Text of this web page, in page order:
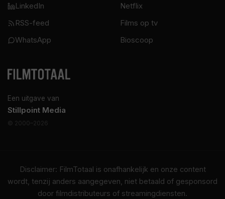
Een uitgave van
Stillpoint Media
© 2000–2026
LinkedIn
RSS-feed
WhatsApp
Netflix
Films op tv
Bioscoop
Disclaimer: FilmTotaal is onafhankelijk en onze content
wordt, tenzij anders aangegeven, niet betaald of gesponsord
door filmdistributeurs of streamingdiensten.